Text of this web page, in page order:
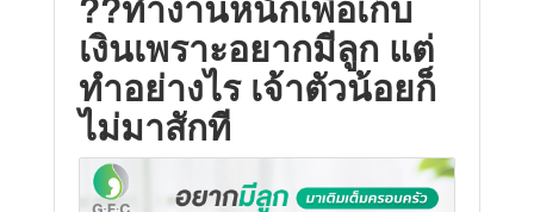
เงินเพราะอยากมีลูก แต่
ทำอย่างไร เจ้าตัวน้อยก็
ไม่มาสักที